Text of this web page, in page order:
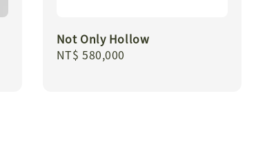
Not Only Hollow
Regular
NT$ 580,000